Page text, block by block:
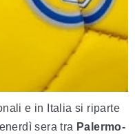
e in Italia si riparte
sera tra Palermo-